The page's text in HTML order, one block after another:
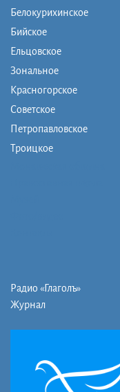
Белокурихинское
Бийское
Ельцовское
Зональное
Красногорское
Советское
Петропавловское
Троицкое
Радио «Глаголъ»
Журнал